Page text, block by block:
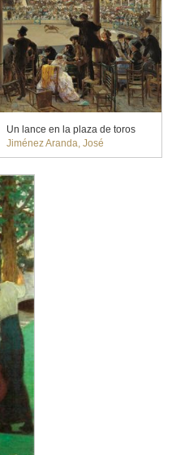
Un lance en la plaza de toros
Jiménez Aranda, José